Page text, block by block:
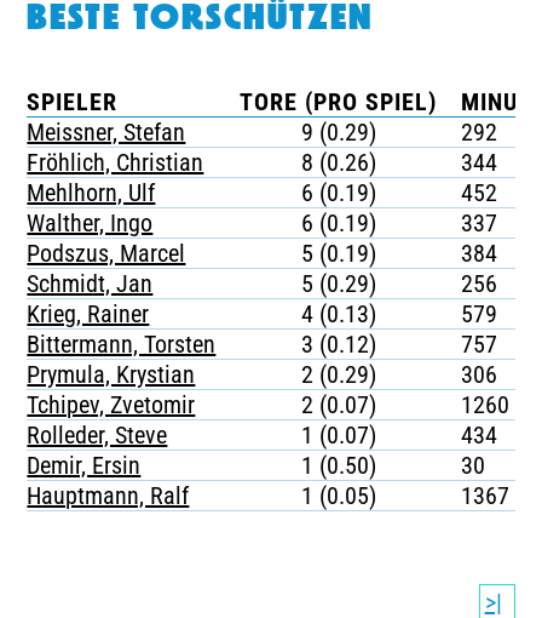
BESTE TORSCHÜTZEN
SPIELER TORE (PRO SPIEL)
Meissner, Stefan
9 (0.29)
292
Fröhlich, Christian
8 (0.26)
344
Mehlhorn, Ulf
6 (0.19)
452
Walther, Ingo
6 (0.19)
337
Podszus, Marcel
5 (0.19)
384
Schmidt, Jan
5 (0.29)
256
Krieg, Rainer
4 (0.13)
579
Bittermann, Torsten
3 (0.12)
757
Prymula, Krystian
2 (0.29)
306
Tchipev, Zvetomir
2 (0.07)
1260
Rolleder, Steve
1 (0.07)
434
Demir, Ersin
1 (0.50)
30
Hauptmann, Ralf
1 (0.05) 1367
>|